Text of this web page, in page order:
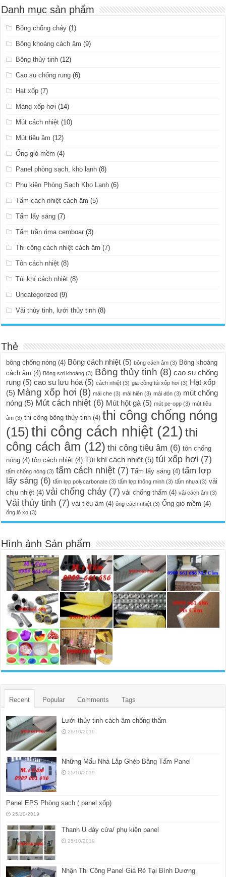
Danh mục sản phẩm
Bông chống cháy (1)
Bông khoáng cách âm (9)
Bông thủy tinh (12)
Cao su chống rung (6)
Hạt xốp (7)
Màng xốp hơi (14)
Mút cách nhiệt (10)
Mút tiêu âm (12)
Ống gió mềm (4)
Panel phòng sạch, kho lạnh (8)
Phụ kiện Phòng Sạch Kho Lạnh (6)
Tấm cách nhiệt cách âm (5)
Tấm lấy sáng (7)
Tấm trần rima cemboar (3)
Thi công cách nhiệt cách âm (7)
Tôn cách nhiệt (8)
Túi khí cách nhiệt (8)
Uncategorized (9)
Vải thủy tinh, lưới thủy tinh (8)
Thẻ
bông chống nóng (4) Bông cách nhiệt (5) bông cách âm (3) Bông khoáng
cách âm (4) Bông sợi khoáng (3) Bông thủy tinh (8) cao su chống
rung (5) cao su lưu hóa (5) cách nhiệt (3) gia công túi xốp hơi (3) Hạt xốp
(5) Màng xốp hơi (8) mái che (3) mái hiên (3) mái đón (3) mút chống
nóng (5) Mút cách nhiệt (6) Mút hột gà (5) mút pe-opp (3) mút tiêu
âm (3) thi công bông thủy tinh (4) thi công chống nóng
(15) thi công cách nhiệt (21) thi
công cách âm (12) thi công tiêu âm (6) tôn chống
nóng (4) tôn cách nhiệt (4) Túi khí cách nhiệt (5) túi xốp hơi (7)
tấm chống nóng (3) tấm cách nhiệt (7) Tấm lấy sáng (4) tấm lợp
lấy sáng (6) tấm lợp polycarbonate (3) tấm lợp thông minh (3) tấm nhựa (3) vải
chịu nhiệt (4) vải chống cháy (7) vải chống thấm (4) vải cách âm (3)
Vải thủy tinh (7) vải tiêu âm (4) ông cách nhiệt (3) Ống gió mềm (4)
ống lò xo (3)
Hình ảnh Sản phẩm
Recent Popular Comments Tags
Lưới thủy tinh cách âm chống thấm
26/10/2019
Những Mẩu Nhà Lắp Ghép Bằng Tấm Panel
25/10/2019
Panel EPS Phòng sạch ( panel xốp)
25/10/2019
Thanh U đáy cửa/ phụ kiện panel
25/10/2019
Nhận Thi Công Panel Giá Rẻ Tại Bình Dương